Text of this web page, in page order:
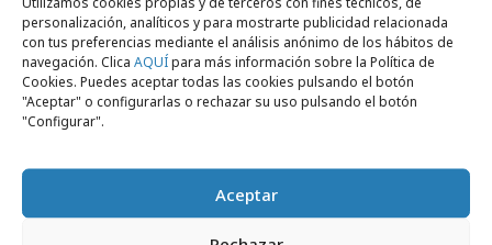
personalización, analíticos y para mostrarte publicidad relacionada
con tus preferencias mediante el análisis anónimo de los hábitos de
navegación. Clica AQUÍpara más información sobre la Política de
Cookies. Puedes aceptar todas las cookies pulsando el botón
"Aceptar" o configurarlas o rechazar su uso pulsando el botón
"Configurar".
Aceptar